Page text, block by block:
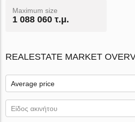
Maximum size
1 088 060 τ.μ.
REALESTATE MARKET
Average price
Είδος ακινήτου